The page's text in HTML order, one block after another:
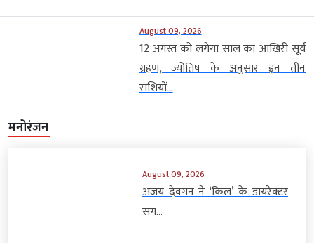
August 09, 2026
12 अगस्त को लगेगा साल का आखिरी सूर्य
ग्रहण, ज्योतिष के अनुसार इन तीन
राशियों...
मनोरंजन
August 09, 2026
अजय देवगन ने ‘किल’ के डायरेक्टर
संग...